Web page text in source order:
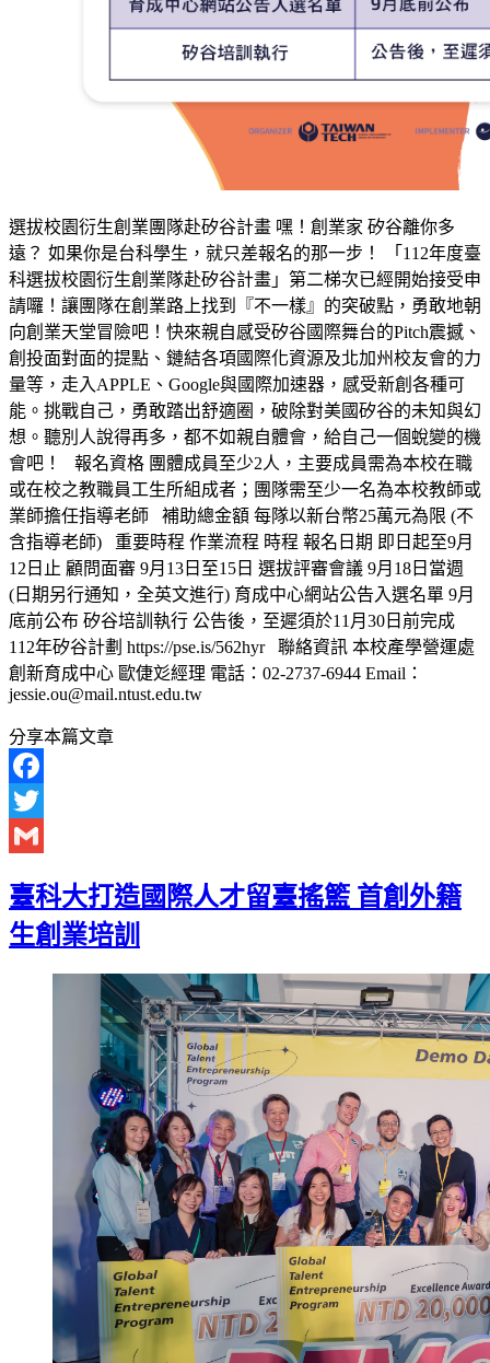
選拔校園衍生創業團隊赴矽谷計畫 嘿！創業家 矽谷離你多
遠？ 如果你是台科學生，就只差報名的那一步！ 「112年度臺
科選拔校園衍生創業隊赴矽谷計畫」第二梯次已經開始接受申
請囉！讓團隊在創業路上找到『不一樣』的突破點，勇敢地朝
向創業天堂冒險吧！快來親自感受矽谷國際舞台的Pitch震撼、
創投面對面的提點、鏈結各項國際化資源及北加州校友會的力
量等，走入APPLE、Google與國際加速器，感受新創各種可
能。挑戰自己，勇敢踏出舒適圈，破除對美國矽谷的未知與幻
想。聽別人說得再多，都不如親自體會，給自己一個蛻變的機
會吧！ 報名資格 團體成員至少2人，主要成員需為本校在職
或在校之教職員工生所組成者；團隊需至少一名為本校教師或
業師擔任指導老師 補助總金額 每隊以新台幣25萬元為限 (不
含指導老師) 重要時程 作業流程 時程 報名日期 即日起至9月
12日止 顧問面審 9月13日至15日 選拔評審會議 9月18日當週
(日期另行通知，全英文進行) 育成中心網站公告入選名單 9月
底前公布 矽谷培訓執行 公告後，至遲須於11月30日前完成
112年矽谷計劃 https://pse.is/562hyr 聯絡資訊 本校產學營運處
創新育成中心 歐倢彣經理 電話：02-2737-6944 Email：
jessie.ou@mail.ntust.edu.tw
分享本篇文章
Facebook
Twitter
臺科大打造國際人才留臺搖籃 首創外籍
生創業培訓